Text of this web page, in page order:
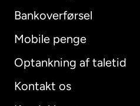
Bankoverførsel
Mobile penge
Optankning af taletid
Kontakt os